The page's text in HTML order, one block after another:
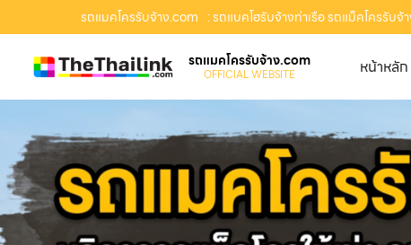
รถแมคโครรับจ้าง.com : รถแบคโฮรับจ้างท่าเรือ รถแม็คโครรับ
รถแมคโครรับจ้าง.com
OFFICIAL WEBSITE หน้าหลัก